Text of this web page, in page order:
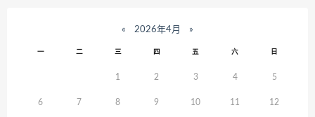
« 2026年4月 »
一 二 三 四 五 六 日
1 2 3 4 5
6 7 8 9 10 11 12